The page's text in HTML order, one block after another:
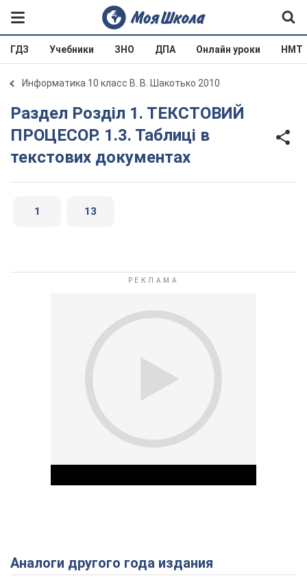
ГДЗ Учебники ЗНО ДПА Онлайн уроки НМТ
Информатика 10 класс В. В. Шакотько 2010
Раздел Розділ 1. ТЕКСТОВИЙ
ПРОЦЕСОР. 1.3. Таблиці в
текстових документах
1 13
Play Video
Аналоги другого года издания